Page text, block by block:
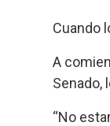
Cuando
A
Senado,
“No